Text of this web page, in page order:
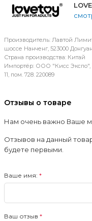
Производитель: Лавтой
шоссе Нанченг, 523000
Страна производства: Китай
Импортёр: ООО "Кисс Экспо",
11, пом. 728. 220089
Отзывы о товаре
Нам очень важно Ваше
Отзывов на данный
будете первыми.
Ваше имя:
Ваш отзыв